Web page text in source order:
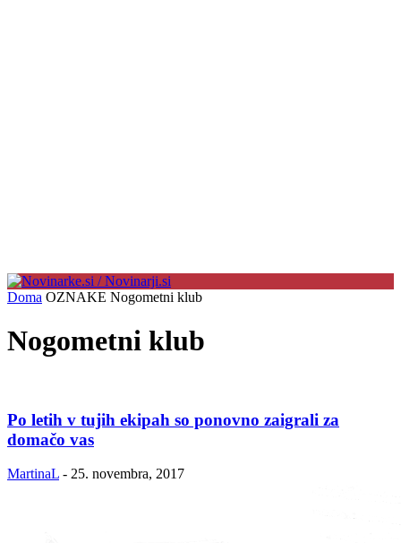
Doma OZNAKE Nogometni klub
Nogometni klub
Po letih v tujih ekipah so ponovno zaigrali za
domačo vas
MartinaL - 25. novembra, 2017